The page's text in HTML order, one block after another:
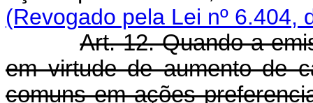
(Revogado pela Lei nº 6.404,
Art. 12. Quando a
em virtude de aumento de
comuns em ações